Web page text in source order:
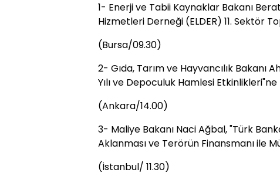
1- Enerji ve Tabii Kaynaklar Bakanı
Hizmetleri Derneği (ELDER) 11. Sektör
(Bursa/09.30)
2- Gıda, Tarım ve Hayvancılık Bakanı
Yılı ve Depoculuk Hamlesi
(Ankara/14.00)
3- Maliye Bakanı Naci Ağbal, "Türk
Aklanması ve Terörün Finansmanı ile
(İstanbul/ 11.30)